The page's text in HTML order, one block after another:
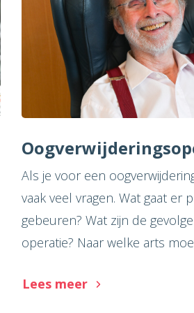
Als je voor een
vaak veel vragen. Wat gaat er
gebeuren? Wat zijn de
operatie? Naar welke arts
Lees meer